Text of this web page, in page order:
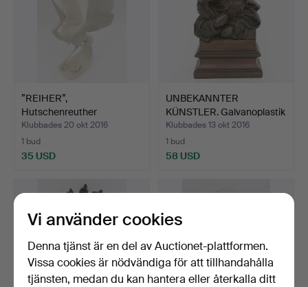
”REIHER”,
Hutschenreuther
konstavdelning å…
Klubbades 20 okt 2016
1 bud
35 USD
UNBEKANNTER
KÜNSTLER. Galvanoplastik
enlig…
Klubbades 13 okt 2016
1 bud
58 USD
Vi använder cookies
Denna tjänst är en del av Auctionet-plattformen.
Vissa cookies är nödvändiga för att tillhandahålla
tjänsten, medan du kan hantera eller återkalla ditt